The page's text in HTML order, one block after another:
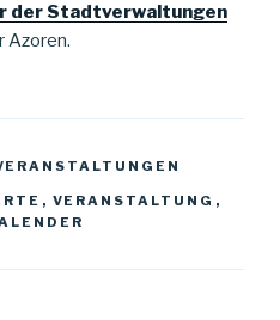
der Stadtverwaltungen
Azoren.
, VERANSTALTUNG ,